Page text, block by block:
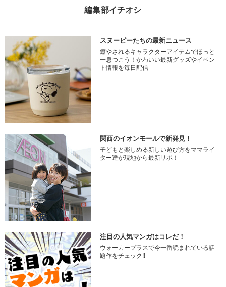
編集部イチオシ
スヌーピーたちの最新ニュース
癒やされるキャラクターアイテムでほっと
一息つこう！かわいい最新グッズやイベン
ト情報を毎日配信
関西のイオンモールで新発見！
子どもと楽しめる新しい遊び方をママライ
ター達が現地から最新リポ！
注目の人気マンガはコレだ！
ウォーカープラスで今一番読まれている話
題作をチェック!!